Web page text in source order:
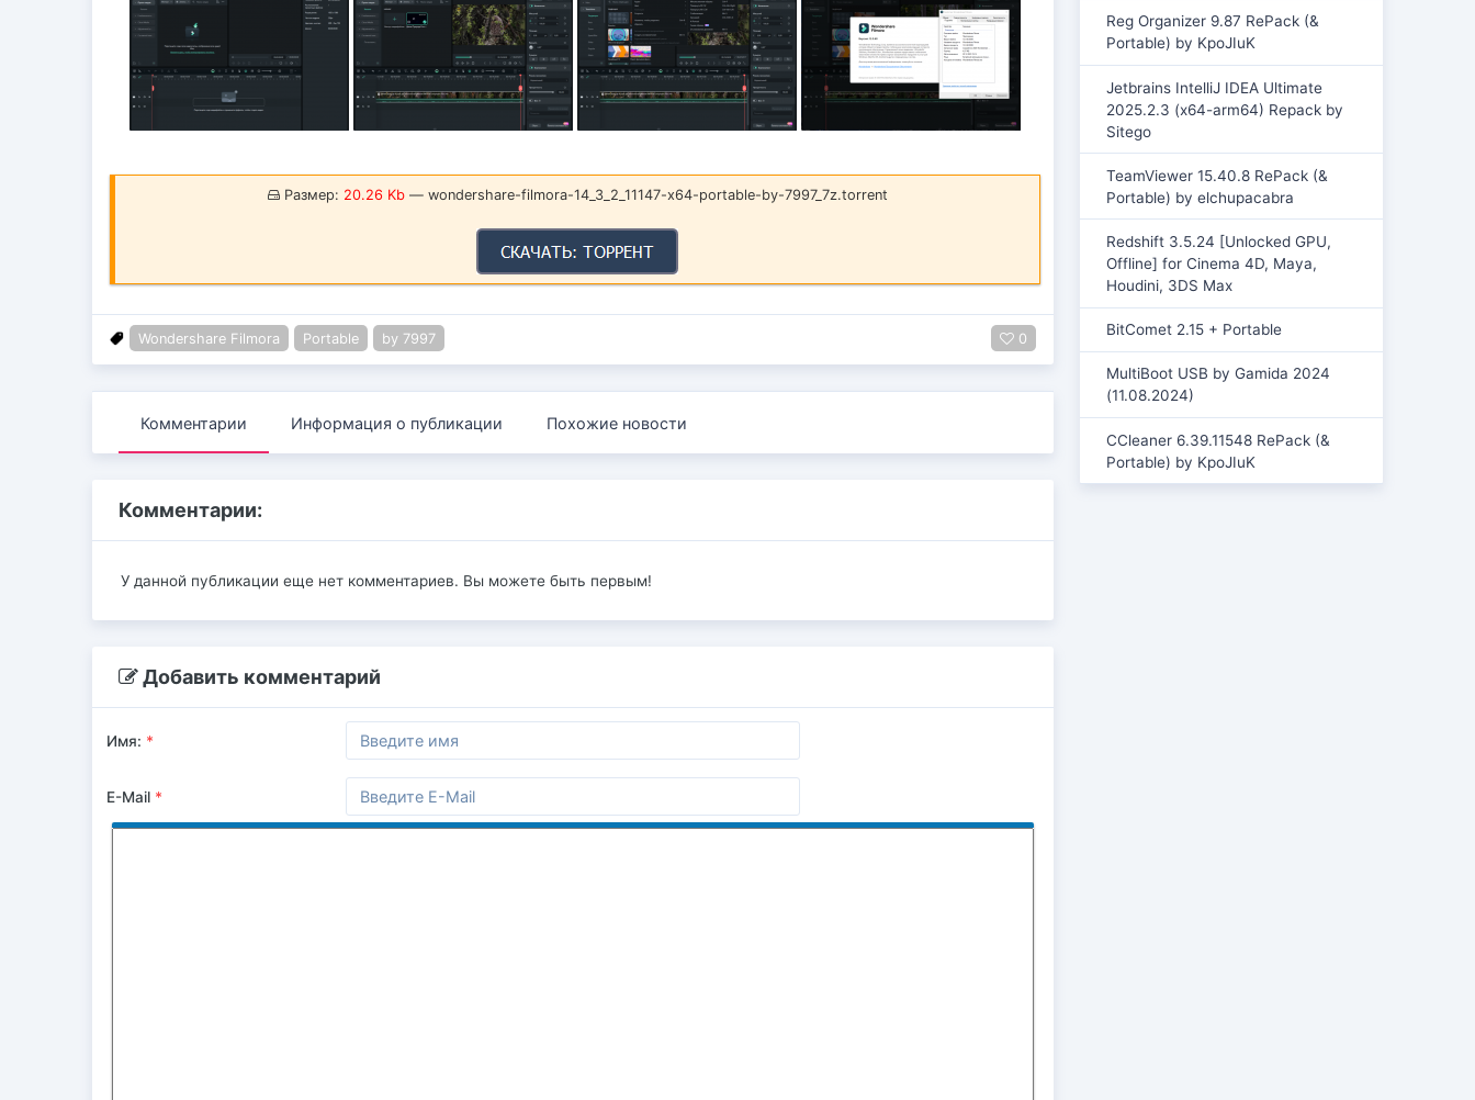
Размер: 20.26 Kb— wondershare-filmora-14_3_2_11147-x64-portable-by-7997_7z.torrent
Wondershare Filmora Portable by 7997 0
Комментарии Информация о публикации Похожие новости
Комментарии:
У данной публикации еще нет комментариев. Вы можете быть первым!
Добавить комментарий
Имя: *
E-Mail *
Reg Organizer 9.87 RePack (&
Portable) by KpoJIuK
Jetbrains IntelliJ IDEA Ultimate
2025.2.3 (x64-arm64) Repack by
Sitego
TeamViewer 15.40.8 RePack (&
Portable) by elchupacabra
Redshift 3.5.24 [Unlocked GPU,
Offline] for Cinema 4D, Maya,
Houdini, 3DS Max
BitComet 2.15 + Portable
MultiBoot USB by Gamida 2024
(11.08.2024)
CCleaner 6.39.11548 RePack (&
Portable) by KpoJIuK